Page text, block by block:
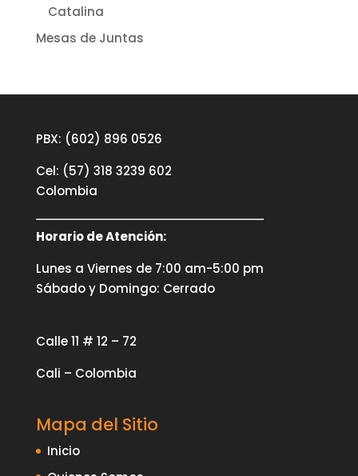
Catalina
Mesas de Juntas
PBX: (602) 896 0526
Cel: (57) 318 3239 602
Colombia
Horario de Atención:
Lunes a Viernes de 7:00 am-5:00 pm
Sábado y Domingo: Cerrado
Calle 11 # 12 – 72
Cali – Colombia
Mapa del Sitio
Inicio